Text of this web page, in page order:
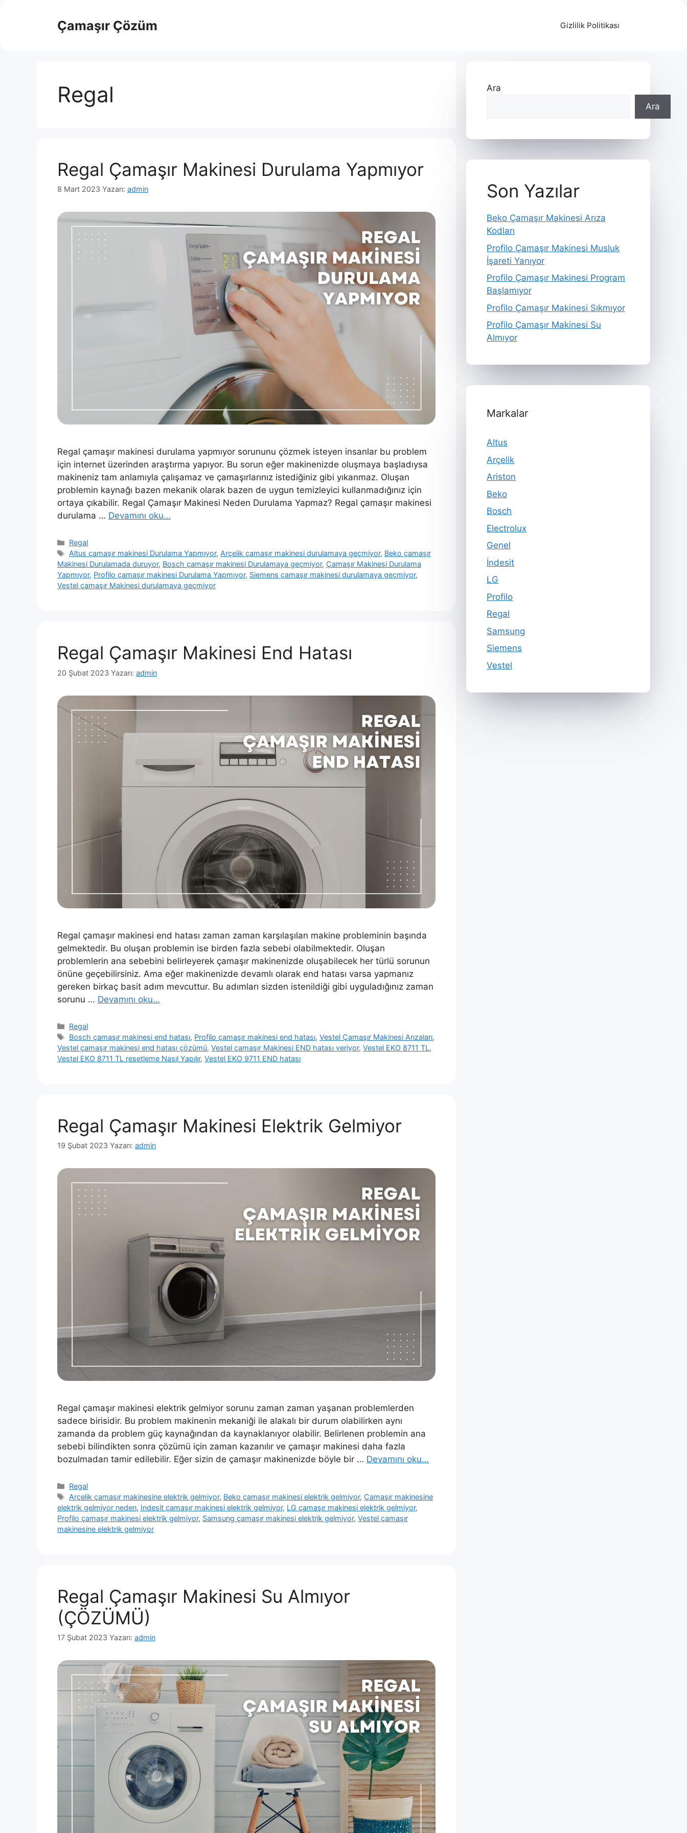
Çamaşır Çözüm Gizlilik Politikası
Regal
Regal Çamaşır Makinesi Durulama Yapmıyor
8 Mart 2023 Yazarı: admin
Regal çamaşır makinesi durulama yapmıyor sorununu çözmek isteyen insanlar bu problem
için internet üzerinden araştırma yapıyor. Bu sorun eğer makinenizde oluşmaya başladıysa
makineniz tam anlamıyla çalışamaz ve çamaşırlarınız istediğiniz gibi yıkanmaz. Oluşan
problemin kaynağı bazen mekanik olarak bazen de uygun temizleyici kullanmadığınız için
ortaya çıkabilir. Regal Çamaşır Makinesi Neden Durulama Yapmaz? Regal çamaşır makinesi
durulama … Devamını oku…
Kategoriler
Regal
Etiketler
Altus çamaşır makinesi Durulama Yapmıyor, Arçelik çamaşır makinesi durulamaya geçmiyor, Beko çamaşır
Makinesi Durulamada duruyor, Bosch çamaşır makinesi Durulamaya geçmiyor, Çamaşır Makinesi Durulama
Yapmıyor, Profilo çamaşır makinesi Durulama Yapmıyor, Siemens çamaşır makinesi durulamaya geçmiyor,
Vestel çamaşır Makinesi durulamaya geçmiyor
Regal Çamaşır Makinesi End Hatası
20 Şubat 2023 Yazarı: admin
Regal çamaşır makinesi end hatası zaman zaman karşılaşılan makine probleminin başında
gelmektedir. Bu oluşan problemin ise birden fazla sebebi olabilmektedir. Oluşan
problemlerin ana sebebini belirleyerek çamaşır makinenizde oluşabilecek her türlü sorunun
önüne geçebilirsiniz. Ama eğer makinenizde devamlı olarak end hatası varsa yapmanız
gereken birkaç basit adım mevcuttur. Bu adımları sizden istenildiği gibi uyguladığınız zaman
sorunu … Devamını oku…
Kategoriler
Regal
Etiketler
Bosch çamaşır makinesi end hatası, Profilo çamaşır makinesi end hatası,Vestel Çamaşır Makinesi Arızaları,
Vestel çamaşır makinesi end hatası çözümü, Vestel çamaşır Makinesi END hatası veriyor, Vestel EKO 8711 TL,
Vestel EKO 8711 TL resetleme Nasıl Yapılır, Vestel EKO 9711 END hatası
Regal Çamaşır Makinesi Elektrik Gelmiyor
19 Şubat 2023 Yazarı: admin
Regal çamaşır makinesi elektrik gelmiyor sorunu zaman zaman yaşanan problemlerden
sadece birisidir. Bu problem makinenin mekaniği ile alakalı bir durum olabilirken aynı
zamanda da problem güç kaynağından da kaynaklanıyor olabilir. Belirlenen problemin ana
sebebi bilindikten sonra çözümü için zaman kazanılır ve çamaşır makinesi daha fazla
bozulmadan tamir edilebilir. Eğer sizin de çamaşır makinenizde böyle bir … Devamını oku…
Kategoriler
Regal
Etiketler
Arçelik çamaşır makinesine elektrik gelmiyor, Beko çamaşır makinesi elektrik gelmiyor, Çamaşır makinesine
elektrik gelmiyor neden, Indesit çamaşır makinesi elektrik gelmiyor, LG çamaşır makinesi elektrik gelmiyor,
Profilo çamaşır makinesi elektrik gelmiyor, Samsung çamaşır makinesi elektrik gelmiyor, Vestel çamaşır
makinesine elektrik gelmiyor
Regal Çamaşır Makinesi Su Almıyor
(ÇÖZÜMÜ)
17 Şubat 2023 Yazarı: admin
Ara
Ara
Son Yazılar
Beko Çamaşır Makinesi Arıza
Kodları
Profilo Çamaşır Makinesi Musluk
İşareti Yanıyor
Profilo Çamaşır Makinesi Program
Başlamıyor
Profilo Çamaşır Makinesi Sıkmıyor
Profilo Çamaşır Makinesi Su
Almıyor
Markalar
Altus
Arçelik
Ariston
Beko
Bosch
Electrolux
Genel
İndesit
LG
Profilo
Regal
Samsung
Siemens
Vestel